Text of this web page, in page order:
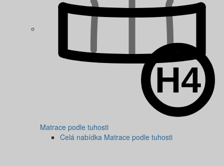
Matrace podle tuhosti
Celá nabídka Matrace podle tuhosti